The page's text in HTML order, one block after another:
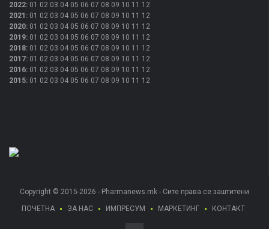
2022: 01 02 03 04 05 06 07 08 09 10 11 12
2021 : 01 02 03 04 05 06 07 08 09 10 11 12
2020: 01 02 03 04 05 06 07 08 09 10 11 12
2019: 01 02 03 04 05 06 07 08 09 10 11 12
2018: 01 02 03 04 05 06 07 08 09 10 11 12
2017: 01 02 03 04 05 06 07 08 09 10 11 12
2016: 01 02 03 04 05 06 07 08 09 10 11 12
2015: 01 02 03 04 05 06 07 08 09 10 11 12
Copyright © 2015-2026 - Pharmanews.mk - Сите права се заштитени
ПОЧЕТНА
ЗА НАС ИМПРЕСУМ МАРКЕТИНГ КОНТАКТ